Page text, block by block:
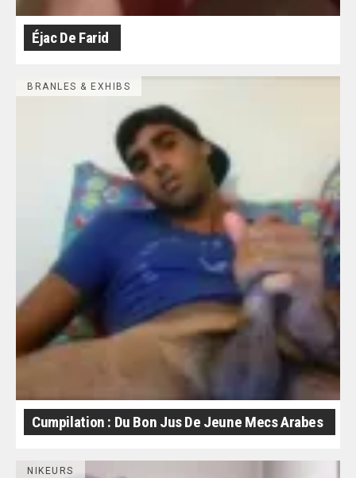
Éjac De Farid
BRANLES & EXHIBS
Cumpilation : Du Bon Jus De Jeune Mecs Arabes
NIKEURS